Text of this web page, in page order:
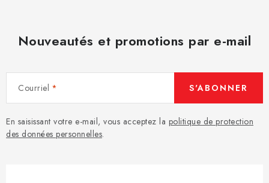
Nouveautés et promotions par e-mail
Courriel
En saisissant votre e-mail, vous acceptez la politique de protection
des données personnelles.
S'ABONNER